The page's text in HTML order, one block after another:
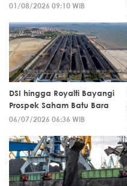
01/08/2026 09:10 WIB
DSI hingga Royalti Bayangi
Prospek Saham Batu Bara
06/07/2026 06:36 WIB